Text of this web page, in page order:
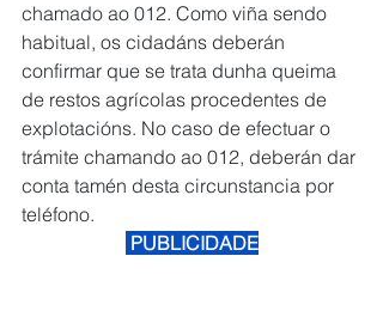
chamado ao 012. Como viña sendo
habitual, os cidadáns deberán
confirmar que se trata dunha queima
de restos agrícolas procedentes de
explotacións. No caso de efectuar o
trámite chamando ao 012, deberán dar
conta tamén desta circunstancia por
teléfono.
PUBLICIDADE